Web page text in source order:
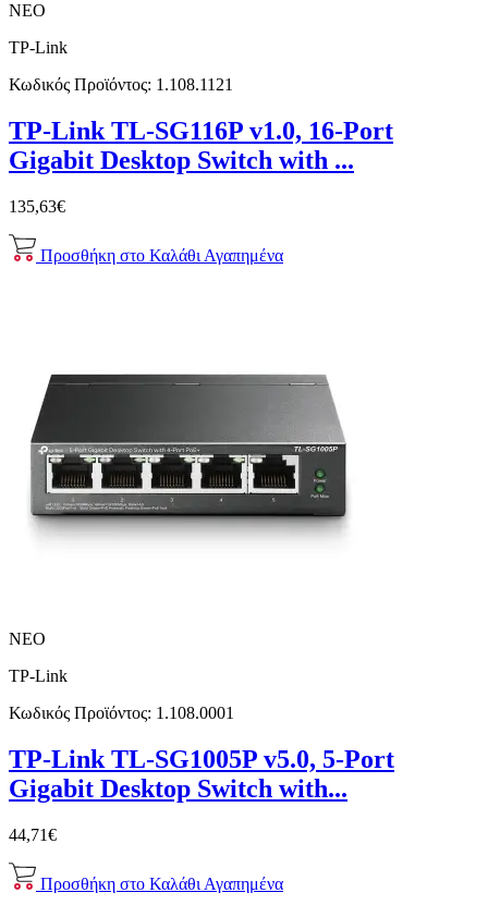
ΝΕΟ
TP-Link
Κωδικός Προϊόντος: 1.108.1121
TP-Link TL-SG116P v1.0, 16-Port
Gigabit Desktop Switch with ...
135,63€
Προσθήκη στο Καλάθι Αγαπημένα
ΝΕΟ
TP-Link
Κωδικός Προϊόντος: 1.108.0001
TP-Link TL-SG1005P v5.0, ​5-Port
Gigabit Desktop Switch with...
44,71€
Προσθήκη στο Καλάθι Αγαπημένα